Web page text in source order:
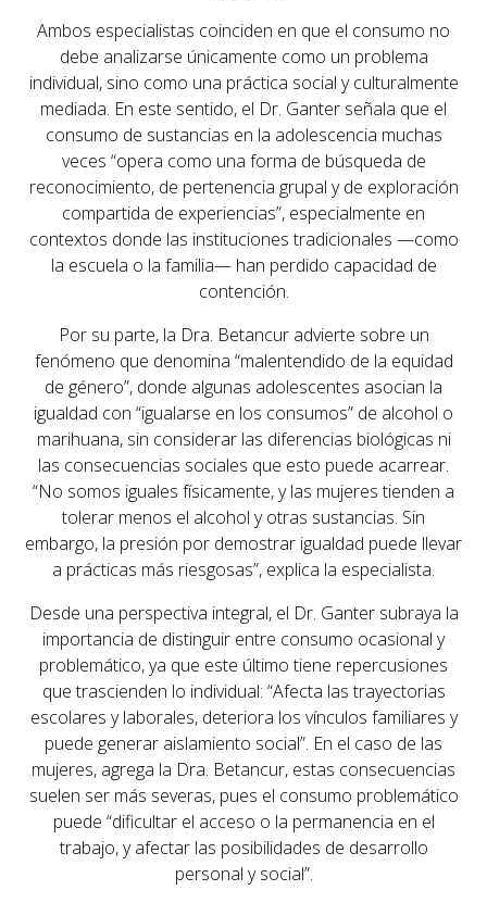
Ambos especialistas coinciden en que el consumo no
debe analizarse únicamente como un problema
individual, sino como una práctica social y culturalmente
mediada. En este sentido, el Dr. Ganter señala que el
consumo de sustancias en la adolescencia muchas
veces “opera como una forma de búsqueda de
reconocimiento, de pertenencia grupal y de exploración
compartida de experiencias”, especialmente en
contextos donde las instituciones tradicionales —como
la escuela o la familia— han perdido capacidad de
contención.
Por su parte, la Dra. Betancur advierte sobre un
fenómeno que denomina “malentendido de la equidad
de género”, donde algunas adolescentes asocian la
igualdad con “igualarse en los consumos” de alcohol o
marihuana, sin considerar las diferencias biológicas ni
las consecuencias sociales que esto puede acarrear.
“No somos iguales físicamente, y las mujeres tienden a
tolerar menos el alcohol y otras sustancias. Sin
embargo, la presión por demostrar igualdad puede llevar
a prácticas más riesgosas”, explica la especialista.
Desde una perspectiva integral, el Dr. Ganter subraya la
importancia de distinguir entre consumo ocasional y
problemático, ya que este último tiene repercusiones
que trascienden lo individual: “Afecta las trayectorias
escolares y laborales, deteriora los vínculos familiares y
puede generar aislamiento social”. En el caso de las
mujeres, agrega la Dra. Betancur, estas consecuencias
suelen ser más severas, pues el consumo problemático
puede “dificultar el acceso o la permanencia en el
trabajo, y afectar las posibilidades de desarrollo
personal y social”.